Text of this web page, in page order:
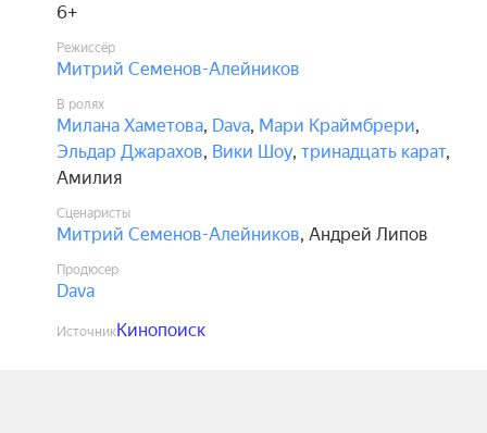
6+
Режиссёр
Митрий Семенов-Алейников
В ролях
Милана Хаметова, Dava, Мари Краймбрери,
Эльдар Джарахов, Вики Шоу, тринадцать карат,
Амилия
Сценаристы
Митрий Семенов-Алейников, Андрей Липов
Продюсер
Dava
ИсточникКинопоиск